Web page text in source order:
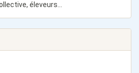
éleveurs...